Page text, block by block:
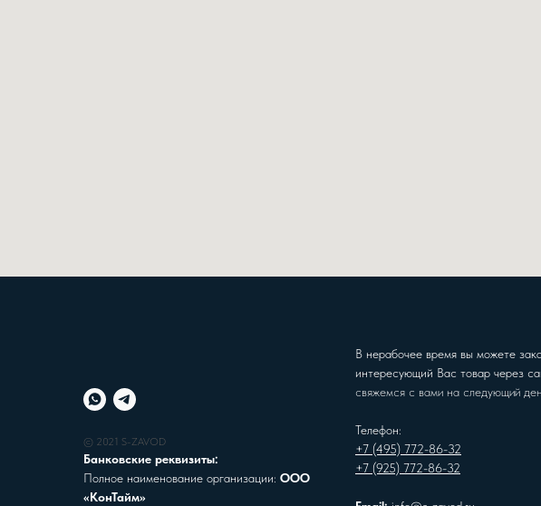
© 2021 S-ZAVOD
Банковские реквизиты:
Полное наименование организации: ООО
«КонТайм»
В нерабочее время вы можете
интересующий Вас товар через
свяжемся с вами на следующий
Телефон:
+7 (495) 772-86-32
+7 (925) 772-86-32